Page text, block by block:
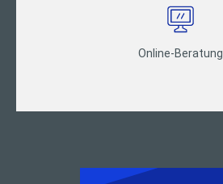
Online-Beratung